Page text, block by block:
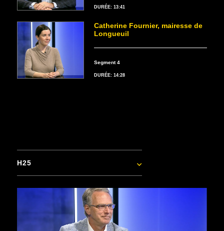
DURÉE: 13:41
Catherine Fournier, mairesse de
Longueuil
Segment 4
DURÉE: 14:28
H25